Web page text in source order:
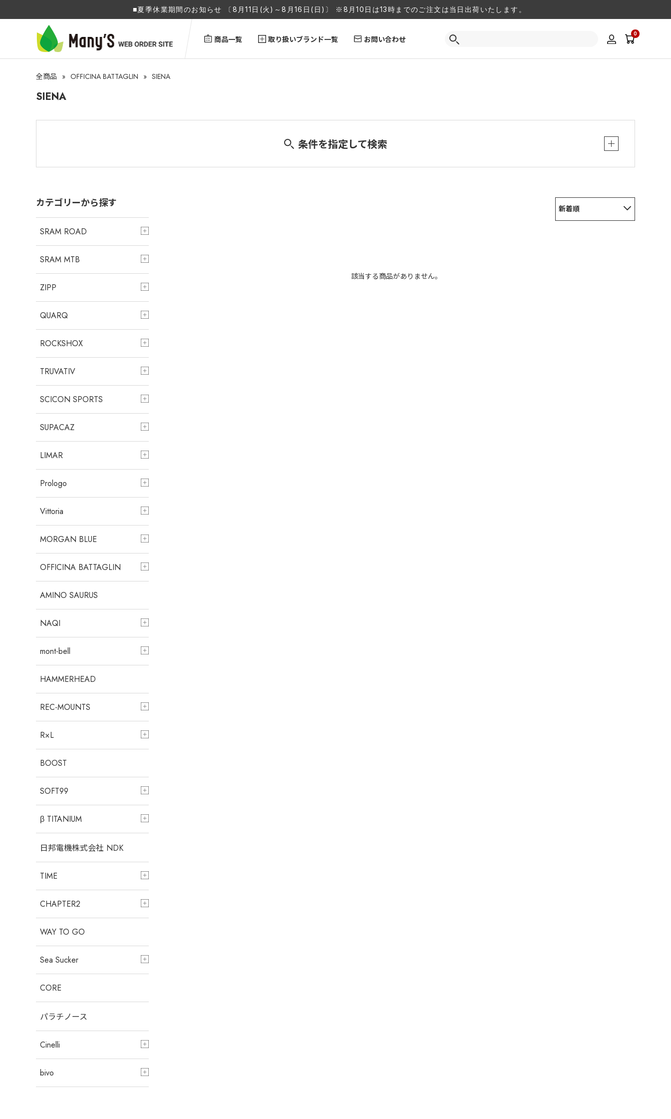
■夏季休業期間のお知らせ 〔8月11日(火)～8月16日(日)〕 ※8月10日は13時までのご注文は当日出荷いたします。
商品一覧 取り扱いブランド一覧 お問い合わせ
0
全商品 » OFFICINA BATTAGLIN » SIENA
SIENA
条件を指定して検索
カテゴリーから探す
SRAM ROAD
SRAM MTB
ZIPP
QUARQ
ROCKSHOX
TRUVATIV
SCICON SPORTS
SUPACAZ
LIMAR
Prologo
Vittoria
MORGAN BLUE
OFFICINA BATTAGLIN
AMINO SAURUS
NAQI
mont-bell
HAMMERHEAD
REC-MOUNTS
R×L
BOOST
SOFT99
β TITANIUM
日邦電機株式会社 NDK
TIME
CHAPTER2
WAY TO GO
Sea Sucker
CORE
パラチノース
Cinelli
bivo
新着順
該当する商品がありません。